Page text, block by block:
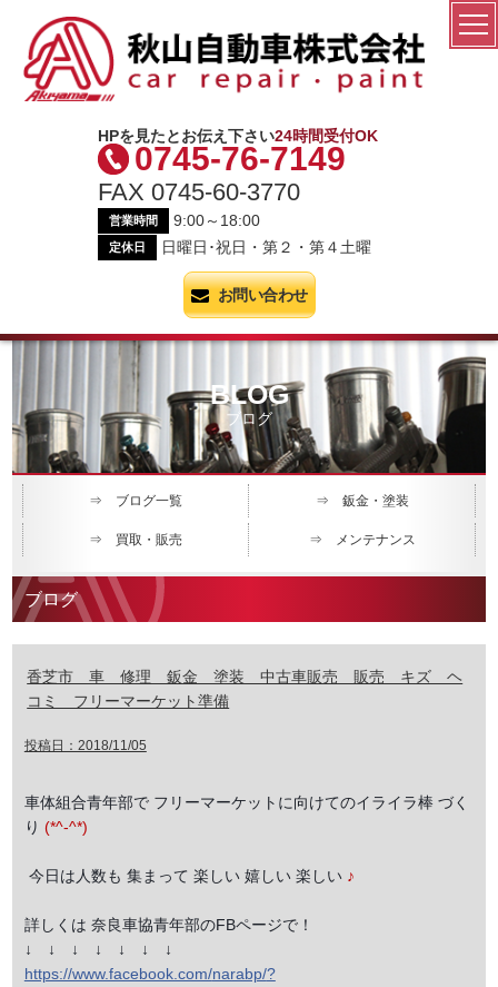
秋山自動車株式会社
HPを見たとお伝え下さい24時間受付OK
0745-76-7149
FAX 0745-60-3770
営業時間 9:00～18:00
定休日 日曜日･祝日・第２・第４土曜
お問い合わせ
BLOG
ブログ
⇒ ブログ一覧 ⇒ 鈑金・塗装
⇒ 買取・販売 ⇒ メンテナンス
ブログ
香芝市 車 修理 鈑金 塗装 中古車販売 販売 キズ ヘ
コミ フリーマーケット準備
投稿日：2018/11/05
車体組合青年部で フリーマーケットに向けてのイライラ棒 づく
り (*^-^*)
今日は人数も 集まって 楽しい 嬉しい 楽しい ♪
詳しくは 奈良車協青年部のFBページで！
↓ ↓ ↓ ↓ ↓ ↓ ↓
https://www.facebook.com/narabp/?